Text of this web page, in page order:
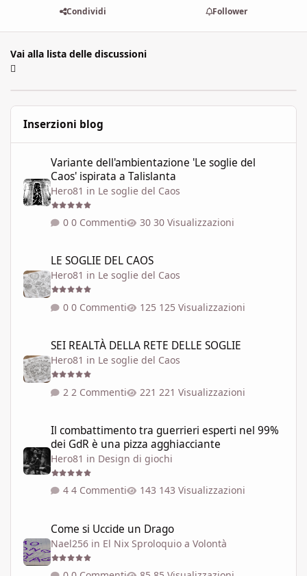
Condividi Follower
Vai alla lista delle discussioni
Inserzioni blog
Variante dell'ambientazione 'Le soglie del
Caos' ispirata a Talislanta
Hero81 in Le soglie del Caos
0 Commenti 30 Visualizzazioni
LE SOGLIE DEL CAOS
Hero81 in Le soglie del Caos
0 Commenti 125 Visualizzazioni
SEI REALTÀ DELLA RETE DELLE SOGLIE
Hero81 in Le soglie del Caos
2 Commenti 221 Visualizzazioni
Il combattimento tra guerrieri esperti nel 99%
dei GdR è una pizza agghiacciante
Hero81 in Design di giochi
4 Commenti 143 Visualizzazioni
Come si Uccide un Drago
Nael256 in El Nix Sproloquio a Volontà